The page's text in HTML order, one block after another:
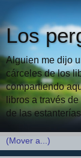
Los
Alguien me dijo
cárceles de los
compartiendo
libros a través
de las